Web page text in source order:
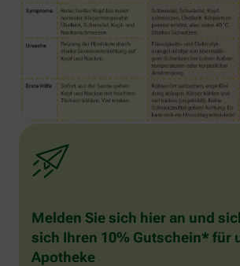
Melden Sie sich hier an und
sich Ihren 10% Gutschein* für
Apotheke